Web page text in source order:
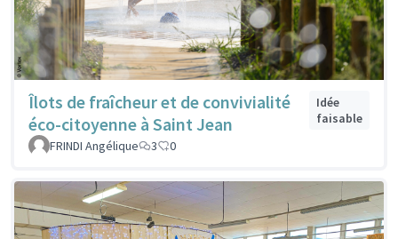
Îlots de fraîcheur et de convivialité
éco-citoyenne à Saint Jean
Idée
faisable
FRINDI Angélique
3 0